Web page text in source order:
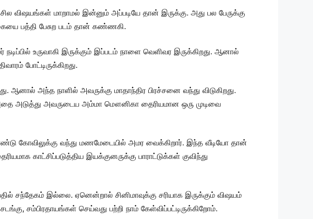
விஷயங்கள் மாறாமல் இன்னும் அப்படியே தான் இருக்கு. அது பல பேருக்கு
பத்தி பேசுற படம் தான் கண்ணகி.
உருவாகி இருக்கும் இப்படம் நாளை வெளிவர இருக்கிறது. ஆனால்
போட்டிருக்கிறது.
ஆனால் அந்த நாளில் அவருக்கு மாதாந்திர பிரச்சனை வந்து விடுகிறது.
அடுத்து அவருடைய அம்மா மௌனிகா தைரியமான ஒரு முடிவை
வந்து மணமேடையில் அமர வைக்கிறார். இந்த வீடியோ தான்
காட்சிப்படுத்திய இயக்குனருக்கு பாராட்டுக்கள் குவிந்து
சந்தேகம் இல்லை. ஏனென்றால் சினிமாவுக்கு சரியாக இருக்கும் விஷயம்
சம்பிரதாயங்கள் செய்வது பற்றி நாம் கேள்விப்பட்டிருக்கிறோம்.